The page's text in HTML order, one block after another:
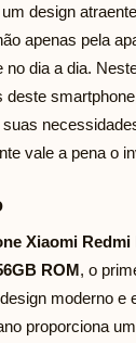
design
apenas pela
dia a dia.
deste
vale a pena o
Xiaomi Redmi
ROM, o
moderno e
proporciona